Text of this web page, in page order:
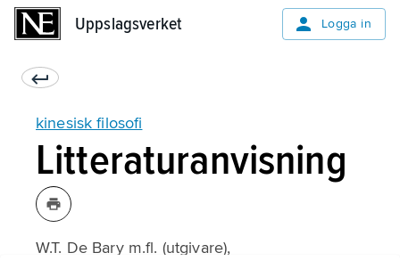
Uppslagsverket Logga in
kinesisk filosofi
Litteraturanvisning
W.T. De Bary m.fl. (utgivare),